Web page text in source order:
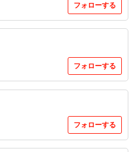
フォローする
フォローする
フォローする